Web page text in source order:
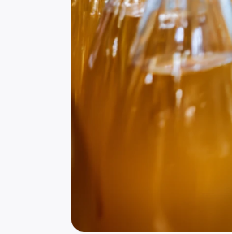
8 (800) 250-25-31 (вн. 320)mail@pr-
ООО "ПР-Лизинг"
Барнаултракт Павловский, д.
8 (800) 250-25-31 (вн. 220)mail@pr-
Кемерово
8 (800) 250-25-31 (вн. 129)mail@pr-
Иркутск